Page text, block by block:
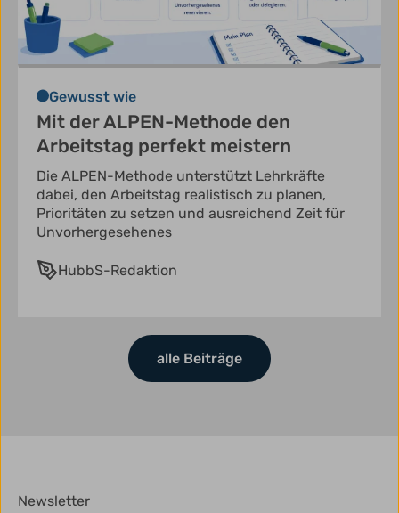
Gewusst wie
Mit der ALPEN-Methode den
Arbeitstag perfekt meistern
Die ALPEN-Methode unterstützt Lehrkräfte
dabei, den Arbeitstag realistisch zu planen,
Prioritäten zu setzen und ausreichend Zeit für
Unvorhergesehenes
HubbS-Redaktion
alle Beiträge
Newsletter